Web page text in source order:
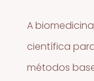
A
científica
métodos